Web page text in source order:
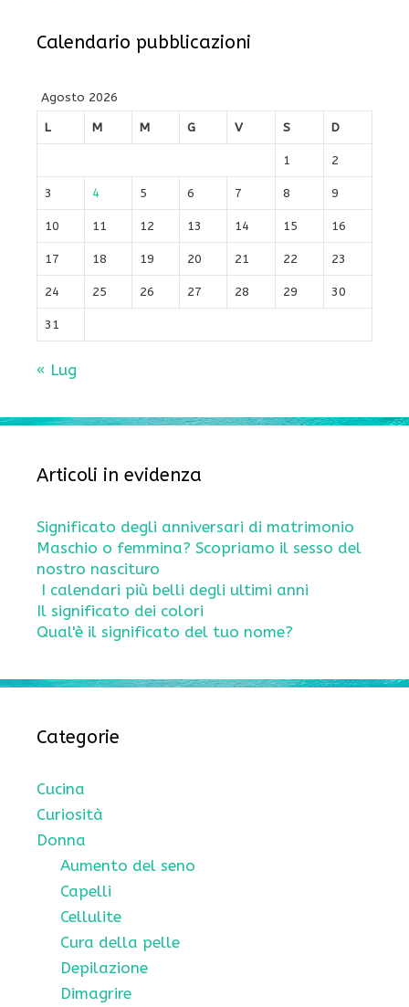
Calendario pubblicazioni
Agosto 2026
L
M M G V S D
1 2
3 4 5 6 7 8 9
10 11 12 13 14 15 16
17 18 19 20 21 22 23
24 25 26 27 28 29 30
31
« Lug
Articoli in evidenza
Significato degli anniversari di matrimonio
Maschio o femmina? Scopriamo il sesso del
nostro nascituro
I calendari più belli degli ultimi anni
Il significato dei colori
Qual'è il significato del tuo nome?
Categorie
Cucina
Curiosità
Donna
Aumento del seno
Capelli
Cellulite
Cura della pelle
Depilazione
Dimagrire